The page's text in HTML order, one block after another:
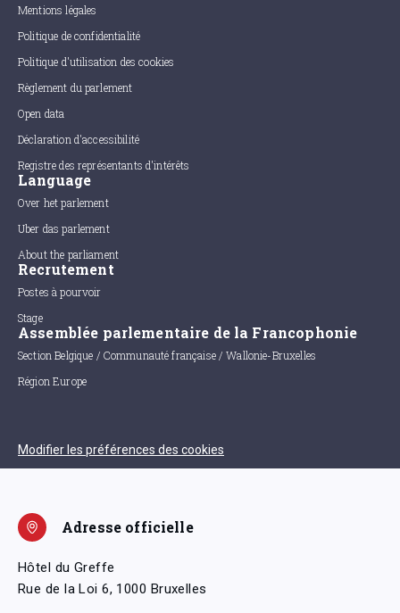
Mentions légales
Politique de confidentialité
Politique d'utilisation des cookies
Règlement du parlement
Open data
Déclaration d'accessibilité
Registre des représentants d'intérêts
Language
Over het parlement
Uber das parlement
About the parliament
Recrutement
Postes à pourvoir
Stage
Assemblée parlementaire de la Francophonie
Section Belgique / Communauté française / Wallonie-Bruxelles
Région Europe
Modifier les préférences des cookies
Adresse officielle
Hôtel du Greffe
Rue de la Loi 6, 1000 Bruxelles